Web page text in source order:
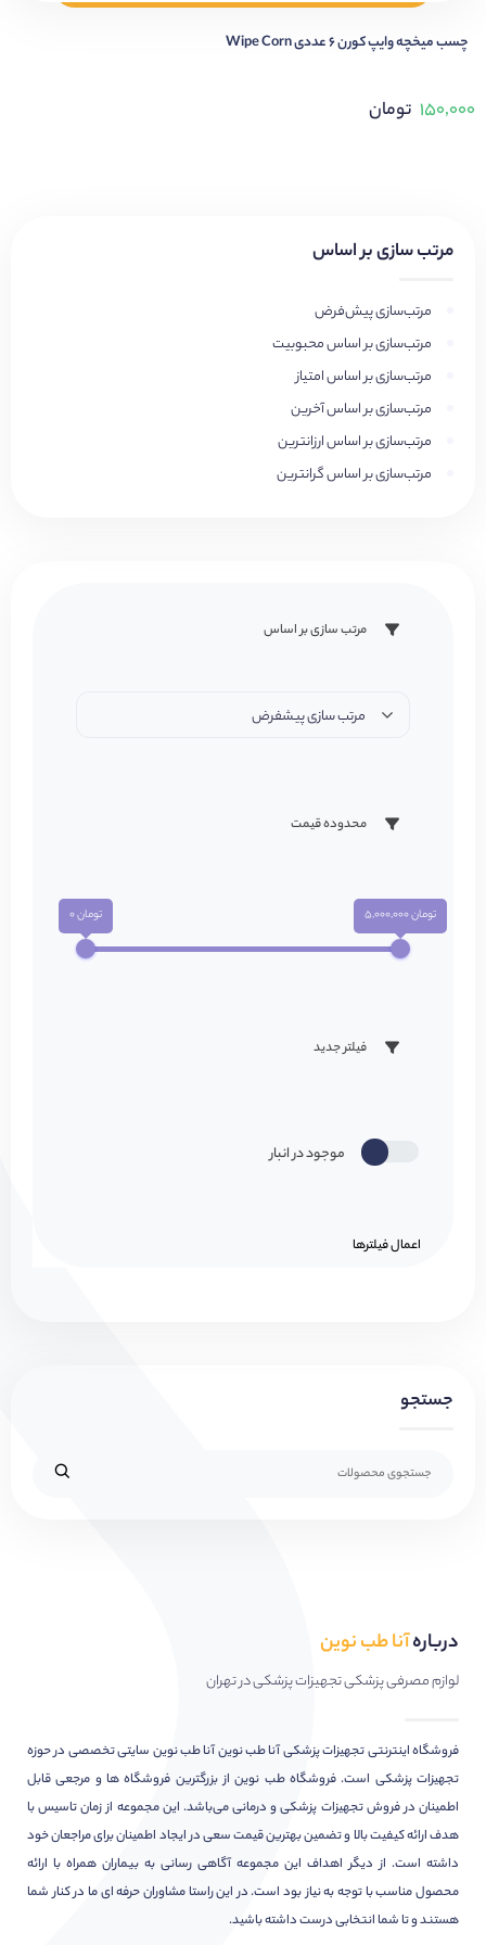
مرتب سازی بر اساس
مرتب‌سازی پیش‌فرض
مرتب‌سازی بر اساس محبوبیت
مرتب‌سازی بر اساس امتیاز
مرتب‌سازی بر اساس آخرین
مرتب‌سازی بر اساس ارزانترین
مرتب‌سازی بر اساس گرانترین
مرتب سازی بر اساس
مرتب سازی پیشفرض
محدوده قیمت
تومان 0 تومان 5,000,000
فیلتر جدید
موجود در انبار
اعمال فیلتر‌ها
جستجو
چسب میخچه وایپ کورن 6 عددی Wipe Corn
۱۵۰,۰۰۰ تومان
دربارهآنا طب نوین
لوازم مصرفی پزشکی تجهیزات پزشکی در تهران
فروشگاه اینترنتی تجهیزات پزشکی آنا طب نوین آنا طب نوین سایتی تخصصی در حوزه
تجهیزات پزشکی است. فروشگاه طب نوین از بزرگترین فروشگاه ها و مرجعی قابل
اطمینان در فروش تجهیزات پزشکی و درمانی می‌باشد. این مجموعه از زمان تاسیس با
هدف ارائه کیفیت بالا و تضمین بهترین قیمت سعی در ایجاد اطمینان برای مراجعان خود
داشته است. از دیگر اهداف این مجموعه آگاهی رسانی به بیماران همراه با ارائه
محصول مناسب با توجه به نیاز بود است. در این راستا مشاوران حرفه ای ما در کنار شما
هستند و تا شما انتخابی درست داشته باشید.